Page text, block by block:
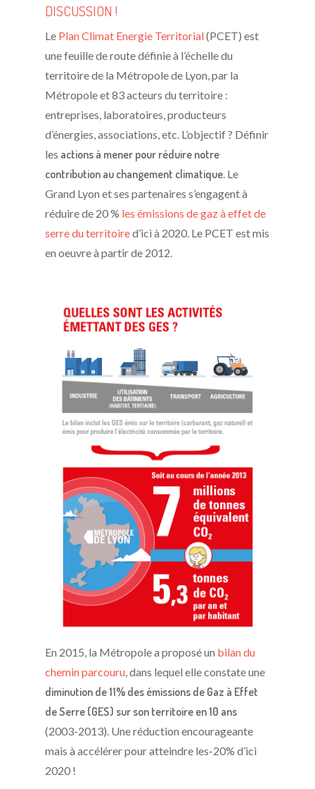
DISCUSSION !
Le Plan Climat Energie Territorial(PCET) est
une feuille de route définie à l’échelle du
territoire de la Métropole de Lyon, par la
Métropole et 83 acteurs du territoire :
entreprises, laboratoires, producteurs
d’énergies, associations, etc. L’objectif ? Définir
les actions à mener pour réduire notre
contribution au changement climatique. Le
Grand Lyon et ses partenaires s’engagent à
réduire de 20 % les émissions de gaz à effet de
serre du territoired’ici à 2020. Le PCET est mis
en oeuvre à partir de 2012.
En 2015, la Métropole a proposé un bilan du
chemin parcouru , dans lequel elle constate une
diminution de 11% des émissions de Gaz à Effet
de Serre (GES) sur son territoire en 10 ans
(2003-2013). Une réduction encourageante
mais à accélérer pour atteindre les-20% d’ici
2020 !